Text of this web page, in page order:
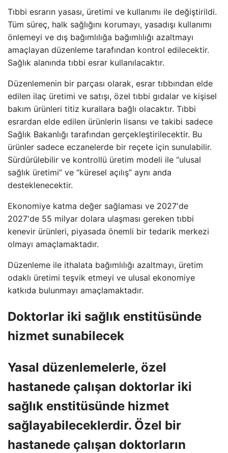
Tıbbi esrarın yasası, üretimi ve kullanımı ile değiştirildi.
Tüm süreç, halk sağlığını korumayı, yasadışı kullanımı
önlemeyi ve dış bağımlılığa bağımlılığı azaltmayı
amaçlayan düzenleme tarafından kontrol edilecektir.
Sağlık alanında tıbbi esrar kullanılacaktır.
Düzenlemenin bir parçası olarak, esrar tıbbından elde
edilen ilaç üretimi ve satışı, özel tıbbi gıdalar ve kişisel
bakım ürünleri titiz kurallara bağlı olacaktır. Tıbbi
esrardan elde edilen ürünlerin lisansı ve takibi sadece
Sağlık Bakanlığı tarafından gerçekleştirilecektir. Bu
ürünler sadece eczanelerde bir reçete için sunulabilir.
Sürdürülebilir ve kontrollü üretim modeli ile “ulusal
sağlık üretimi” ve “küresel açılış” aynı anda
desteklenecektir.
Ekonomiye katma değer sağlaması ve 2027'de
2027'de 55 milyar dolara ulaşması gereken tıbbi
kenevir ürünleri, piyasada önemli bir tedarik merkezi
olmayı amaçlamaktadır.
Düzenleme ile ithalata bağımlılığı azaltmayı, üretim
odaklı üretimi teşvik etmeyi ve ulusal ekonomiye
katkıda bulunmayı amaçlamaktadır.
Doktorlar iki sağlık enstitüsünde
hizmet sunabilecek
Yasal düzenlemelerle, özel
hastanede çalışan doktorlar iki
sağlık enstitüsünde hizmet
sağlayabileceklerdir. Özel bir
hastanede çalışan doktorların